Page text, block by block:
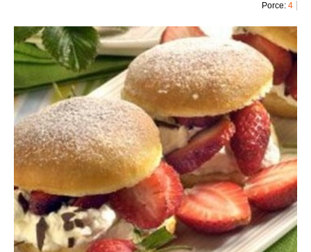
Porce: 4